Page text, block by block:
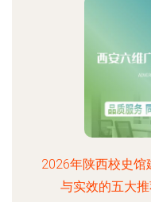
2026年陕西校史馆
与实效的五大